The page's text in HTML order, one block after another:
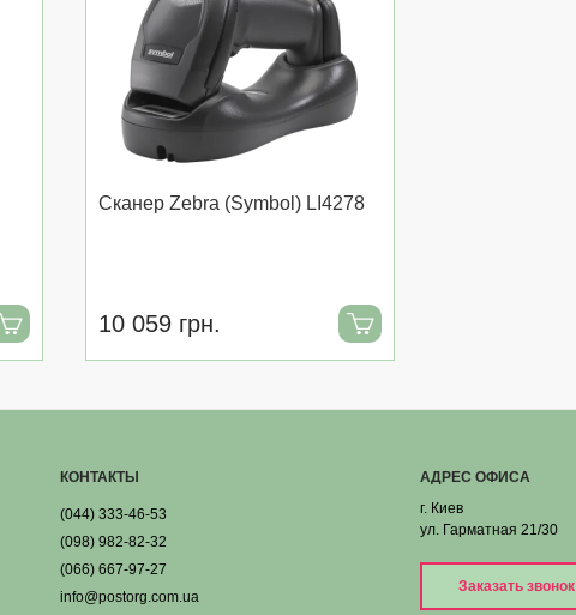
Сканер Zebra (Symbol) LI4278
10 059 грн.
КОНТАКТЫ
(044) 333-46-53
(098) 982-82-32
(066) 667-97-27
info@postorg.com.ua
АДРЕС ОФИСА
г. Киев
ул. Гарматная 21/30
Заказать звонок